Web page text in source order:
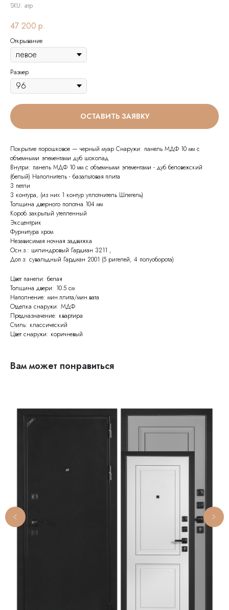
SKU: атр
47 200 р.
Открывание
Размер
ОСТАВИТЬ ЗАЯВКУ
Покрытие порошковое — черный муар Снаружи: панель МДФ 10 мм с
объемными элементами дуб шоколад
Внутри: панель МДФ 10 мм с объемными элементами - дуб беловежский
(белый) Наполнитель - базальтовая плита
3 петли
3 контура, (из них 1 контур уплотнитель Шлегель)
Толщина дверного полотна 104 мм
Короб закрытый утепленный
Эксцентрик
Фурнитура хром
Независимая ночная задвижка
Осн.з.: цилиндровый Гардиан 3211 ,
Доп.з: сувальдный Гардиан 2001 (5 ригелей, 4 полуоборота)
Цвет панели: белая
Толщина двери: 10.5 см
Наполнение: мин.плита/мин.вата
Отделка снаружи: МДФ
Предназначение: квартира
Стиль: классический
Цвет снаружи: коричневый
Вам может понравиться